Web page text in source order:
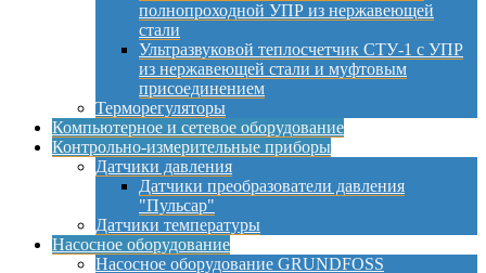
полнопроходной УПР из нержавеющей
стали
Ультразвуковой теплосчетчик СТУ-1 с УПР
из нержавеющей стали и муфтовым
присоединением
Терморегуляторы
Компьютерное и сетевое оборудование
Контрольно-измерительные приборы
Датчики давления
Датчики преобразователи давления
"Пульсар"
Датчики температуры
Насосное оборудование
Насосное оборудование GRUNDFOSS